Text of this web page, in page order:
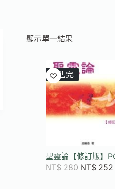
顯示單一結果
已售完
聖靈論【修訂版】
NT$280 NT$252